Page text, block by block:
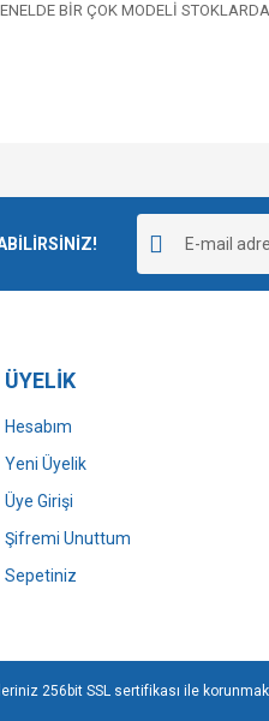
BİR ÇOK MODELİ
ÜYELİK
Hesabım
Yeni Üyelik
Üye Girişi
Şifremi Unuttum
Sepetiniz
256bit SSL sertifikası ile